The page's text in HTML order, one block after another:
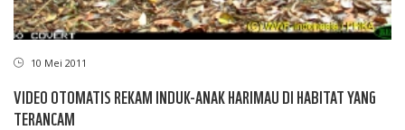
10 Mei 2011
VIDEO OTOMATIS REKAM INDUK-ANAK HARIMAU DI HABITAT YANG
TERANCAM